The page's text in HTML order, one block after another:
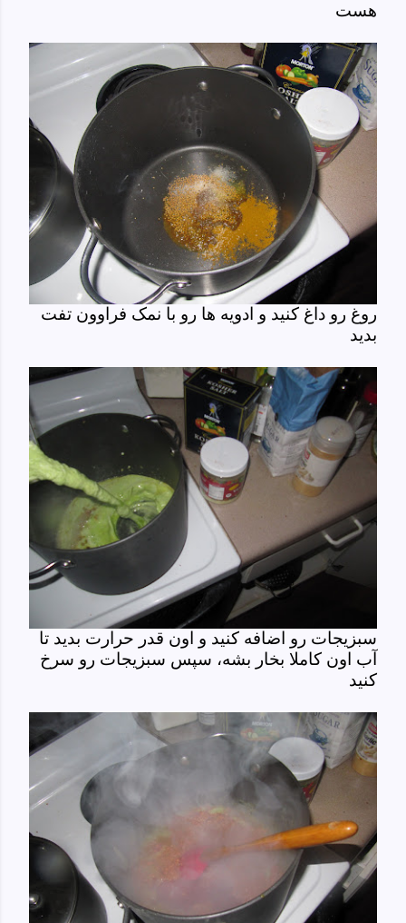
هست
روغ رو داغ کنید و ادویه ها رو با نمک فراوون تفت
بدید
سبزیجات رو اضافه کنید و اون قدر حرارت بدید تا
آب اون کاملا بخار بشه، سپس سبزیجات رو سرخ
کنید